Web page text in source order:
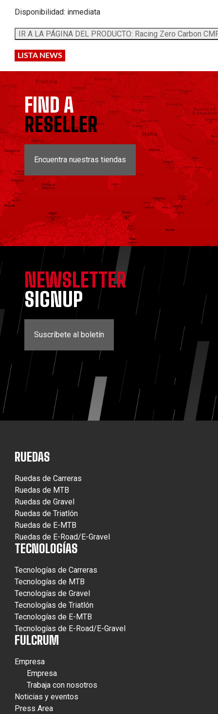
Disponibilidad: inmediata
LISTA NEWS
FIND A
RESELLER
Encuentra nuestras tiendas
NEWSLETTER
SIGNUP
Suscríbete al boletín
RUEDAS
Ruedas de Carreras
Ruedas de MTB
Ruedas de Gravel
Ruedas de Triatlón
Ruedas de E-MTB
Ruedas de E-Road/E-Gravel
TECNOLOGÍAS
Tecnologías de Carreras
Tecnologías de MTB
Tecnologías de Gravel
Tecnologías de Triatlón
Tecnologías de E-MTB
Tecnologías de E-Road/E-Gravel
FULCRUM
Empresa
Empresa
Trabaja con nosotros
Noticias y eventos
Press Area